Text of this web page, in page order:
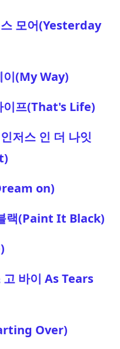
모어(Yesterday
이(My Way)
이프(That's Life)
저스 인 더 나잇
on)
랙(Paint It Black)
고 바이 As Tears
Over)